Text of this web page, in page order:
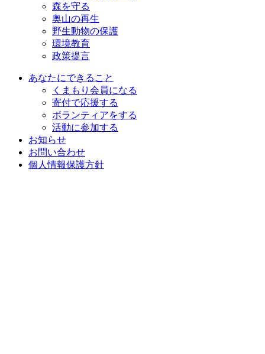
森を守る
奥山の再生
野生動物の保護
環境教育
政策提言
あなたにできること
くまもり会員になる
寄付で応援する
ボランティアをする
活動に参加する
お知らせ
お問い合わせ
個人情報保護方針